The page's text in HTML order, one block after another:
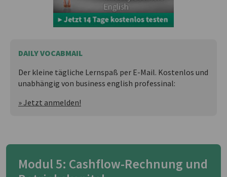
DAILY VOCABMAIL
Der kleine tägliche Lernspaß per E-Mail. Kostenlos und
unabhängig von business english professinal:
» Jetzt anmelden!
Modul 5: Cashflow-Rechnung und